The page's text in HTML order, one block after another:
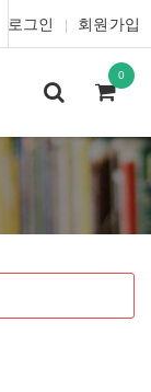
로그인 회원가입
0